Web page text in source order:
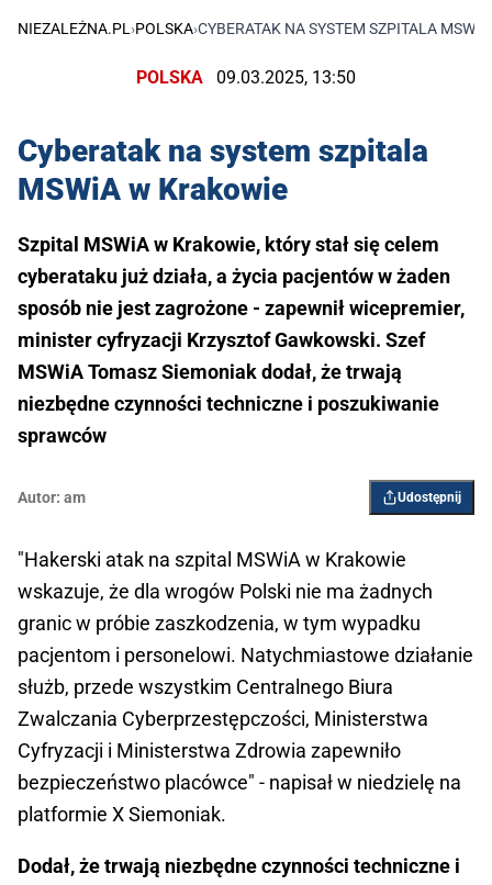
NIEZALEŻNA.PL ›POLSKA›CYBERATAK NA SYSTEM SZPITALA
POLSKA 09.03.2025, 13:50
Cyberatak na system szpitala
MSWiA w Krakowie
Szpital MSWiA w Krakowie, który stał się celem
cyberataku już działa, a życia pacjentów w żaden
sposób nie jest zagrożone - zapewnił wicepremier,
minister cyfryzacji Krzysztof Gawkowski. Szef
MSWiA Tomasz Siemoniak dodał, że trwają
niezbędne czynności techniczne i poszukiwanie
sprawców
Autor: am Udostępnij
"Hakerski atak na szpital MSWiA w Krakowie
wskazuje, że dla wrogów Polski nie ma żadnych
granic w próbie zaszkodzenia, w tym wypadku
pacjentom i personelowi. Natychmiastowe działanie
służb, przede wszystkim Centralnego Biura
Zwalczania Cyberprzestępczości, Ministerstwa
Cyfryzacji i Ministerstwa Zdrowia zapewniło
bezpieczeństwo placówce" - napisał w niedzielę na
platformie X Siemoniak.
Dodał, że trwają niezbędne czynności techniczne i